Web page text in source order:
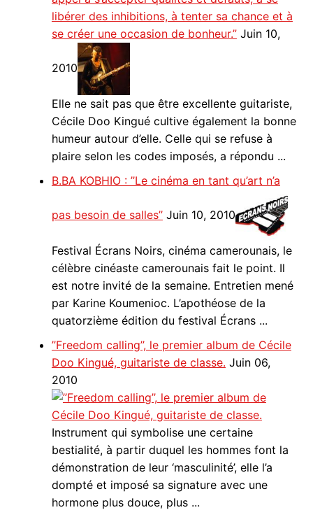
libérer des inhibitions, à tenter sa chance et à
se créer une occasion de bonheur.”Juin 10,
2010
Elle ne sait pas que être excellente guitariste,
Cécile Doo Kingué cultive également la bonne
humeur autour d’elle. Celle qui se refuse à
plaire selon les codes imposés, a répondu ...
B.BA KOBHIO : ’’Le cinéma en tant qu’art n’a
pas besoin de salles’’Juin 10, 2010
Festival Écrans Noirs, cinéma camerounais, le
célèbre cinéaste camerounais fait le point. Il
est notre invité de la semaine. Entretien mené
par Karine Koumenioc. L’apothéose de la
quatorzième édition du festival Écrans ...
’’Freedom calling’’, le premier album de Cécile
Doo Kingué, guitariste de classe. Juin 06,
2010
Instrument qui symbolise une certaine
bestialité, à partir duquel les hommes font la
démonstration de leur ‘masculinité’, elle l’a
dompté et imposé sa signature avec une
hormone plus douce, plus ...